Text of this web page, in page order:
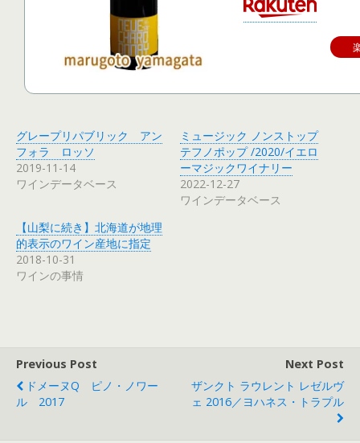
グレープリパブリック アン
フォラ ロッソ
2019-11-14
ワインデータベース
ミュージック ノンストップ
テフノポップ /2020/イエロ
ーマジックワイナリー
2022-12-27
ワインデータベース
【山梨に続き】北海道が地理
的表示のワイン産地に指定
2018-10-31
ワインの事情
Previous Post
ドメーヌQ ピノ・ノワー
ル 2017
Next Post
ザンクト ラウレント レゼルヴ
ェ 2016／ヨハネス・トラプル